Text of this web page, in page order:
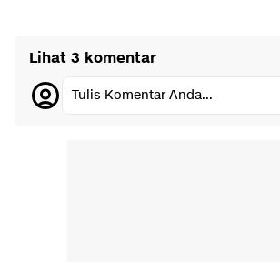
Lihat 3 komentar
Tulis Komentar Anda...